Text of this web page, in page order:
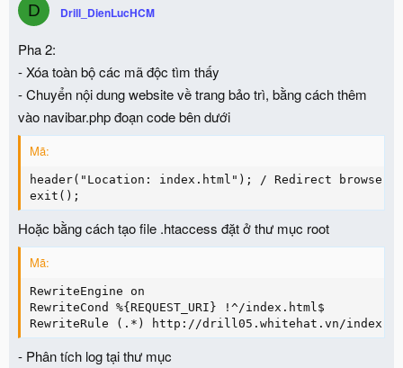
D Drill_DienLucHCM
Pha 2:
- Xóa toàn bộ các mã độc tìm thấy
- Chuyển nội dung website về trang bảo trì, bằng cách thêm
vào navibar.php đoạn code bên dưới
Mã:
header("Location: index.html"); / Redirect browser /
exit();
Hoặc bằng cách tạo file .htaccess đặt ở thư mục root
Mã:
RewriteEngine on
RewriteCond %{REQUEST_URI} !^/index.html$
RewriteRule (.*) http://drill05.whitehat.vn/
- Phân tích log tại thư mục